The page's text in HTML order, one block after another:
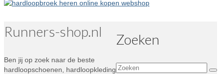
Zoeken
Zoeken
Runners-shop.nl
Ben jij op zoek naar de beste
hardloopschoenen, hardloopkleding